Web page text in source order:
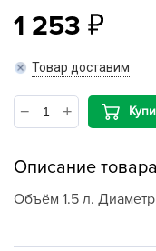
1 253
Товар доставим
Описание товара
Объём 1.5 л.